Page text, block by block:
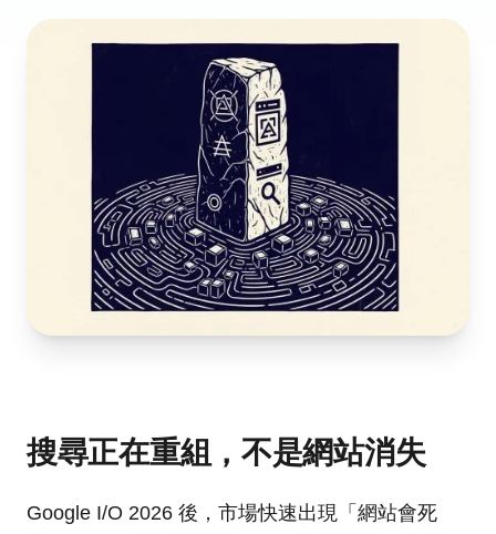
搜尋正在重組，不是網站消失
Google I/O 2026 後，市場快速出現「網站會死